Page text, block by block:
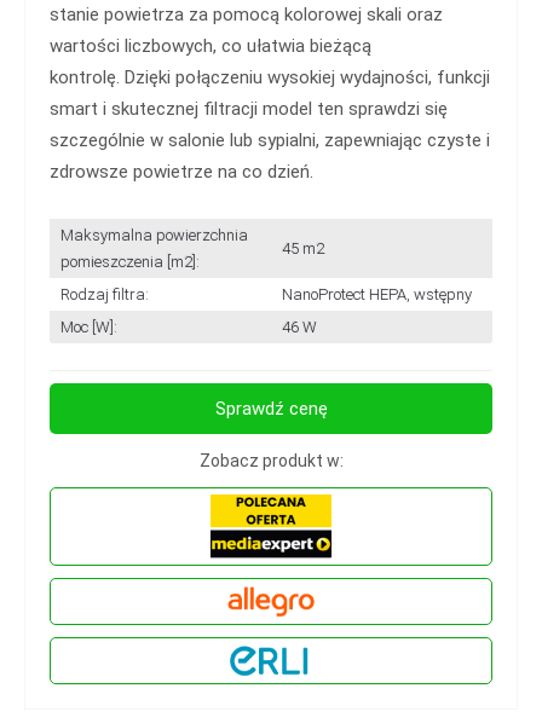
stanie powietrza za pomocą kolorowej skali oraz
wartości liczbowych, co ułatwia bieżącą
kontrolę. Dzięki połączeniu wysokiej wydajności, funkcji
smart i skutecznej filtracji model ten sprawdzi się
szczególnie w salonie lub sypialni, zapewniając czyste i
zdrowsze powietrze na co dzień.
Maksymalna powierzchnia
pomieszczenia [m2]:
45 m2
Rodzaj filtra:
NanoProtect HEPA, wstępny
Moc [W]:
46 W
Sprawdź cenę
Zobacz produkt w: